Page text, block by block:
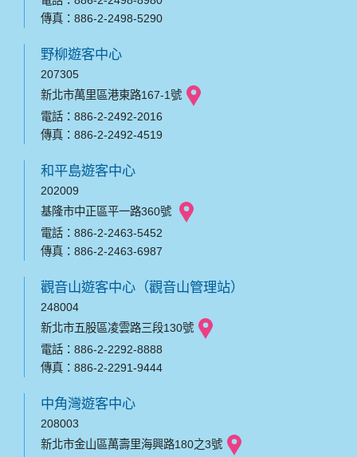
傳真：886-2-2498-5290
野柳遊客中心
207305
新北市萬里區港東路167-1號
電話：886-2-2492-2016
傳真：886-2-2492-4519
和平島遊客中心
202009
基隆市中正區平一路360號
電話：886-2-2463-5452
傳真：886-2-2463-6987
觀音山遊客中心（觀音山管理站）
248004
新北市五股區凌雲路三段130號
電話：886-2-2292-8888
傳真：886-2-2291-9444
中角灣遊客中心
208003
新北市金山區萬壽里海興路180之3號